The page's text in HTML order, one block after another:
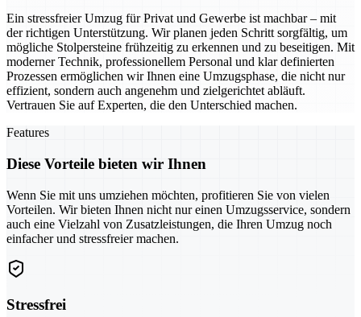
Ein stressfreier Umzug für Privat und Gewerbe ist machbar – mit
der richtigen Unterstützung. Wir planen jeden Schritt sorgfältig, um
mögliche Stolpersteine frühzeitig zu erkennen und zu beseitigen. Mit
moderner Technik, professionellem Personal und klar definierten
Prozessen ermöglichen wir Ihnen eine Umzugsphase, die nicht nur
effizient, sondern auch angenehm und zielgerichtet abläuft.
Vertrauen Sie auf Experten, die den Unterschied machen.
Features
Diese Vorteile bieten wir Ihnen
Wenn Sie mit uns umziehen möchten, profitieren Sie von vielen
Vorteilen. Wir bieten Ihnen nicht nur einen Umzugsservice, sondern
auch eine Vielzahl von Zusatzleistungen, die Ihren Umzug noch
einfacher und stressfreier machen.
Stressfrei